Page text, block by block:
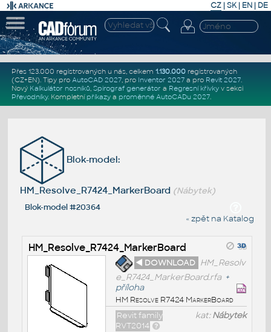
CZ | SK| EN | DE
Přes 123.000 registrovaných u nás, celkem 1.130.000registrovaných
(CZ+EN). Tipy pro AutoCAD 2027, pro Inventor 2027a pro Revit 2027.
Nový Kalkulátor nosníků, Spirograf generátor a Regresní křivkyv sekci
Převodníky. Kompletní příkazya proměnné AutoCADu 2027.
Blok-model:
HM_Resolve_R7424_MarkerBoard (Nábytek)
Blok-model #20364
« zpět na Katalog
HM_Resolve_R7424_MarkerBoard
◄ DOWNLOAD HM_Resolv
e_R7424_MarkerBoard.rfa +
příloha
HM Resolve R7424 MarkerBoard
kat:Nábytek
Revit family
RVT2014